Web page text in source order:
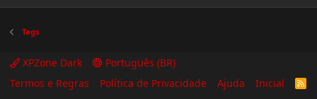
Tags
XPZone Dark
Português (BR)
Termos e Regras
Política de Privacidade Ajuda Inicial
R